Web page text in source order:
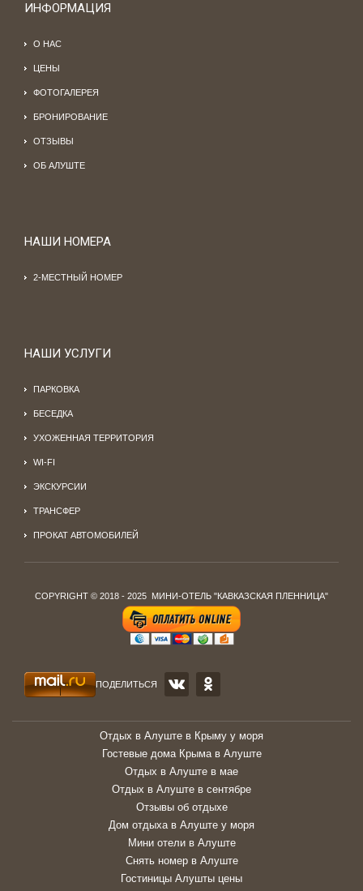
ИНФОРМАЦИЯ
О НАС
ЦЕНЫ
ФОТОГАЛЕРЕЯ
БРОНИРОВАНИЕ
ОТЗЫВЫ
ОБ АЛУШТЕ
НАШИ НОМЕРА
2-МЕСТНЫЙ НОМЕР
НАШИ УСЛУГИ
ПАРКОВКА
БЕСЕДКА
УХОЖЕННАЯ ТЕРРИТОРИЯ
WI-FI
ЭКСКУРСИИ
ТРАНСФЕР
ПРОКАТ АВТОМОБИЛЕЙ
COPYRIGHT © 2018 - 2025 МИНИ-ОТЕЛЬ "КАВКАЗСКАЯ ПЛЕННИЦА"
ПОДЕЛИТЬСЯ
Отдых в Алуште в Крыму у моря
Гостевые дома Крыма в Алуште
Отдых в Алуште в мае
Отдых в Алуште в сентябре
Отзывы об отдыхе
Дом отдыха в Алуште у моря
Мини отели в Алуште
Снять номер в Алуште
Гостиницы Алушты цены